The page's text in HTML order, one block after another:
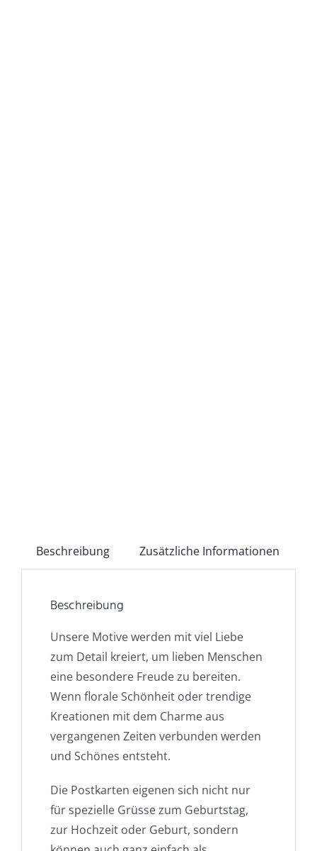
Beschreibung Zusätzliche Informationen
Beschreibung
Unsere Motive werden mit viel Liebe
zum Detail kreiert, um lieben Menschen
eine besondere Freude zu bereiten.
Wenn florale Schönheit oder trendige
Kreationen mit dem Charme aus
vergangenen Zeiten verbunden werden
und Schönes entsteht.
Die Postkarten eigenen sich nicht nur
für spezielle Grüsse zum Geburtstag,
zur Hochzeit oder Geburt, sondern